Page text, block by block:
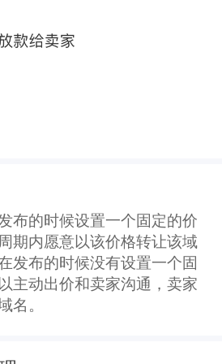
布的时候设置一个固定的价
期内愿意以该价格转让该域
发布的时候没有设置一个固
主动出价和卖家沟通，卖家
名。